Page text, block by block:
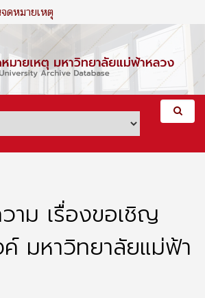
ดหมายเหตุ
าม เรื่องขอเชิญ
มหาวิทยาลัยแม่ฟ้า